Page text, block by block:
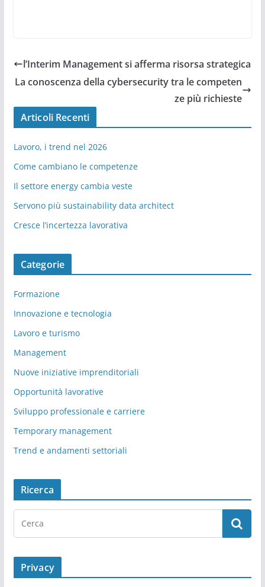
l’Interim Management si afferma risorsa strategica
La conoscenza della cybersecurity tra le competen
ze più richieste
Articoli Recenti
Lavoro, i trend nel 2026
Come cambiano le competenze
Il settore energy cambia veste
Servono più sustainability data architect
Cresce l’incertezza lavorativa
Categorie
Formazione
Innovazione e tecnologia
Lavoro e turismo
Management
Nuove iniziative imprenditoriali
Opportunità lavorative
Sviluppo professionale e carriere
Temporary management
Trend e andamenti settoriali
Ricerca
Privacy